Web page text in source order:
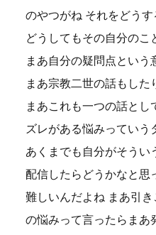
のやつがね それをどうす
どうしてもその自分の
まあ自分の疑問点とい
まあ宗教二世の話もした
まあこれも一つの話と
ズレがある悩みっていう
あくまでも自分がそうい
配信したらどうかなと思
難しいんだよね まあ引き
の悩みって言ったらまあ